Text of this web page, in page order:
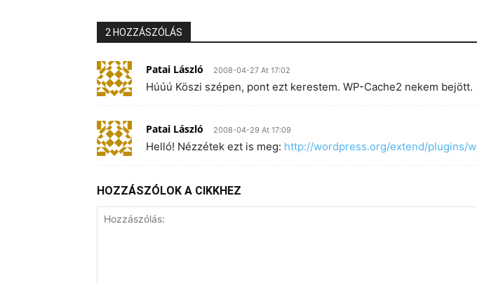
2 HOZZÁSZÓLÁS
Patai László 2008-04-27 At 17:02
Húúú Köszi szépen, pont ezt kerestem. WP-Cache2 nekem bejött.
Patai László 2008-04-29 At 17:09
Helló! Nézzétek ezt is meg: http://wordpress.org/extend/plugins/
HOZZÁSZÓLOK A CIKKHEZ